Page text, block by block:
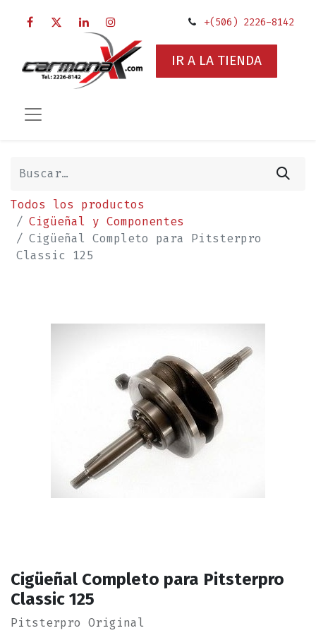
+(506) 2226-8142
IR A LA TIENDA
Todos los productos
Cigüeñal y Componentes
Cigüeñal Completo para Pitsterpro
Classic 125
Cigüeñal Completo para Pitsterpro
Classic 125
Pitsterpro Original